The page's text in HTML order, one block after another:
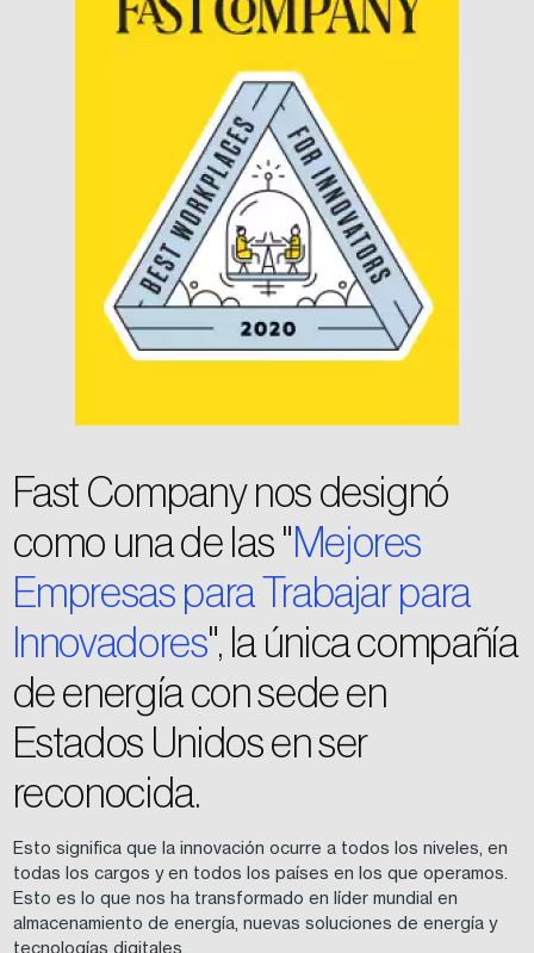
Fast Company nos designó
como una de las "Mejores
Empresas para Trabajar para
Innovadores", la única compañía
de energía con sede en
Estados Unidos en ser
reconocida.
Esto significa que la innovación ocurre a todos los niveles, en
todas los cargos y en todos los países en los que operamos.
Esto es lo que nos ha transformado en líder mundial en
almacenamiento de energía, nuevas soluciones de energía y
tecnologías digitales.